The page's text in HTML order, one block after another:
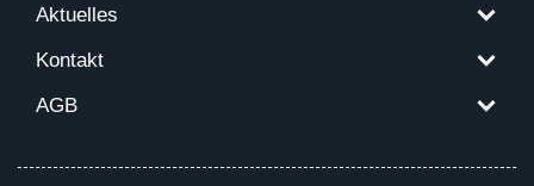
Aktuelles
Kontakt
AGB